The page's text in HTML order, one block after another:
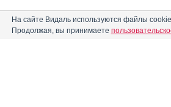
Вас может
На сайте Видаль используются файлы cookie
Продолжая, вы принимаете